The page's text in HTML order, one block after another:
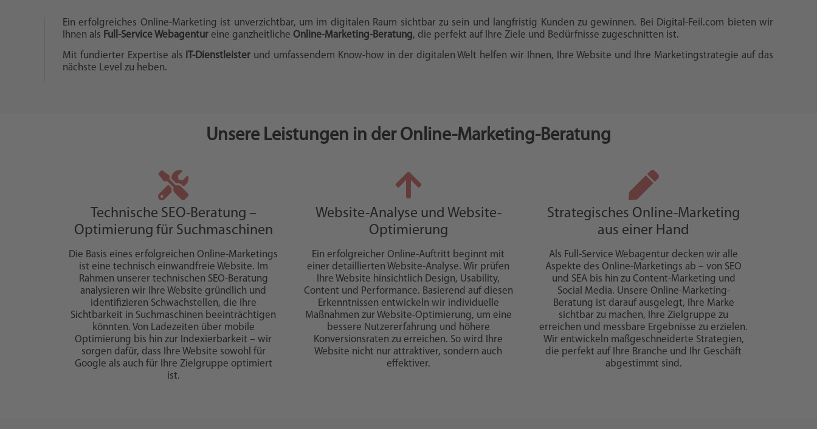
Ein erfolgreiches Online-Marketing ist unverzichtbar, um im digitalen Raum sichtbar zu sein und langfristig Kunden zu gewinnen. Bei Digital-Feil.com bieten wir
Ihnen als Full-Service Webagentur eine ganzheitliche Online-Marketing-Beratung, die perfekt auf Ihre Ziele und Bedürfnisse zugeschnitten ist.
Mit fundierter Expertise als IT-Dienstleister und umfassendem Know-how in der digitalen Welt helfen wir Ihnen, Ihre Website und Ihre Marketingstrategie auf das
nächste Level zu heben.
Unsere Leistungen in der Online-Marketing-Beratung
Technische SEO-Beratung –
Optimierung für Suchmaschinen
Die Basis eines erfolgreichen Online-Marketings
ist eine technisch einwandfreie Website. Im
Rahmen unserer technischen SEO-Beratung
analysieren wir Ihre Website gründlich und
identifizieren Schwachstellen, die Ihre
Sichtbarkeit in Suchmaschinen beeinträchtigen
könnten. Von Ladezeiten über mobile
Optimierung bis hin zur Indexierbarkeit – wir
sorgen dafür, dass Ihre Website sowohl für
Google als auch für Ihre Zielgruppe optimiert
ist.
Website-Analyse und Website-
Optimierung
Ein erfolgreicher Online-Auftritt beginnt mit
einer detaillierten Website-Analyse. Wir prüfen
Ihre Website hinsichtlich Design, Usability,
Content und Performance. Basierend auf diesen
Erkenntnissen entwickeln wir individuelle
Maßnahmen zur Website-Optimierung, um eine
bessere Nutzererfahrung und höhere
Konversionsraten zu erreichen. So wird Ihre
Website nicht nur attraktiver, sondern auch
effektiver.
Strategisches Online-Marketing
aus einer Hand
Als Full-Service Webagentur decken wir alle
Aspekte des Online-Marketings ab – von SEO
und SEA bis hin zu Content-Marketing und
Social Media. Unsere Online-Marketing-
Beratung ist darauf ausgelegt, Ihre Marke
sichtbar zu machen, Ihre Zielgruppe zu
erreichen und messbare Ergebnisse zu erzielen.
Wir entwickeln maßgeschneiderte Strategien,
die perfekt auf Ihre Branche und Ihr Geschäft
abgestimmt sind.